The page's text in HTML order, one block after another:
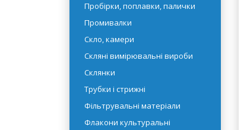
Прилади і апарати зі скла і
деталі до них
Пробірки, поплавки, палички
Промивалки
Скло, камери
Скляні вимірювальні вироби
Склянки
Трубки і стрижні